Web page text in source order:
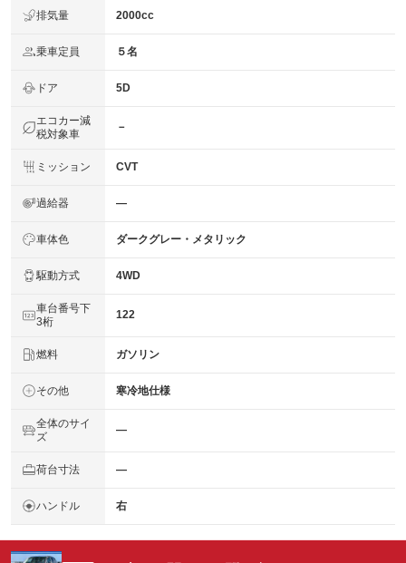
排気量 2000cc
乗車定員 ５名
ドア 5D
エコカー減
税対象車
－
ミッション CVT
過給器 ―
車体色 ダークグレー・メタリック
駆動方式 4WD
車台番号下
3桁
122
燃料 ガソリン
その他 寒冷地仕様
全体のサイ
ズ
―
荷台寸法 ―
ハンドル 右